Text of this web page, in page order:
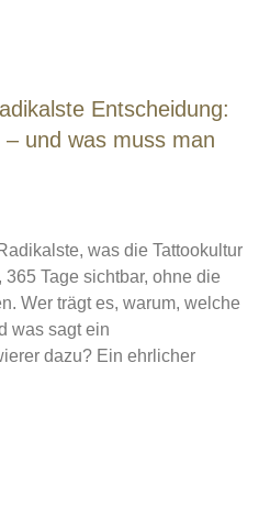
Entscheidung:
und was muss man
was die Tattookultur
Tage sichtbar, ohne die
Wer trägt es, warum, welche
was sagt ein
dazu? Ein ehrlicher